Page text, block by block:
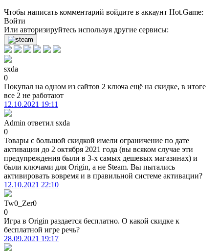
Чтобы написать комментарий войдите в аккаунт Hot.Game:
Войти
Или авторизируйтесь используя другие сервисы:
sxda
0
Покупал на одном из сайтов 2 ключа ещё на скидке, в итоге
все 2 не работают
12.10.2021 19:11
Admin ответил sxda
0
Товары с большой скидкой имели ограничение по дате
активации до 2 октября 2021 года (вы всяком случае эти
предупреждения были в 3-х самых дешевых магазинах) и
были ключами для Origin, а не Steam. Вы пытались
активировать вовремя и в правильной системе активации?
12.10.2021 22:10
Tw0_Zer0
0
Игра в Origin раздается бесплатно. О какой скидке к
бесплатной игре речь?
28.09.2021 19:17